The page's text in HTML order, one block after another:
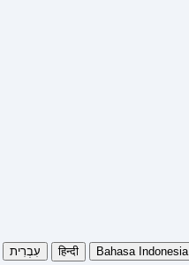
עִבְרִית हिन्दी Bahasa Indonesia